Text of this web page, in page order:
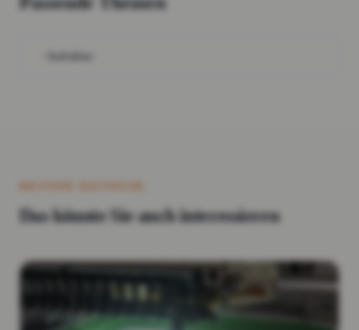
Das könnte Sie auch interessieren